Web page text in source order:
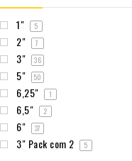
1" 5
2" 7
3" 36
5" 50
6,25" 1
6,5" 2
6" 37
3" Pack com 2 5